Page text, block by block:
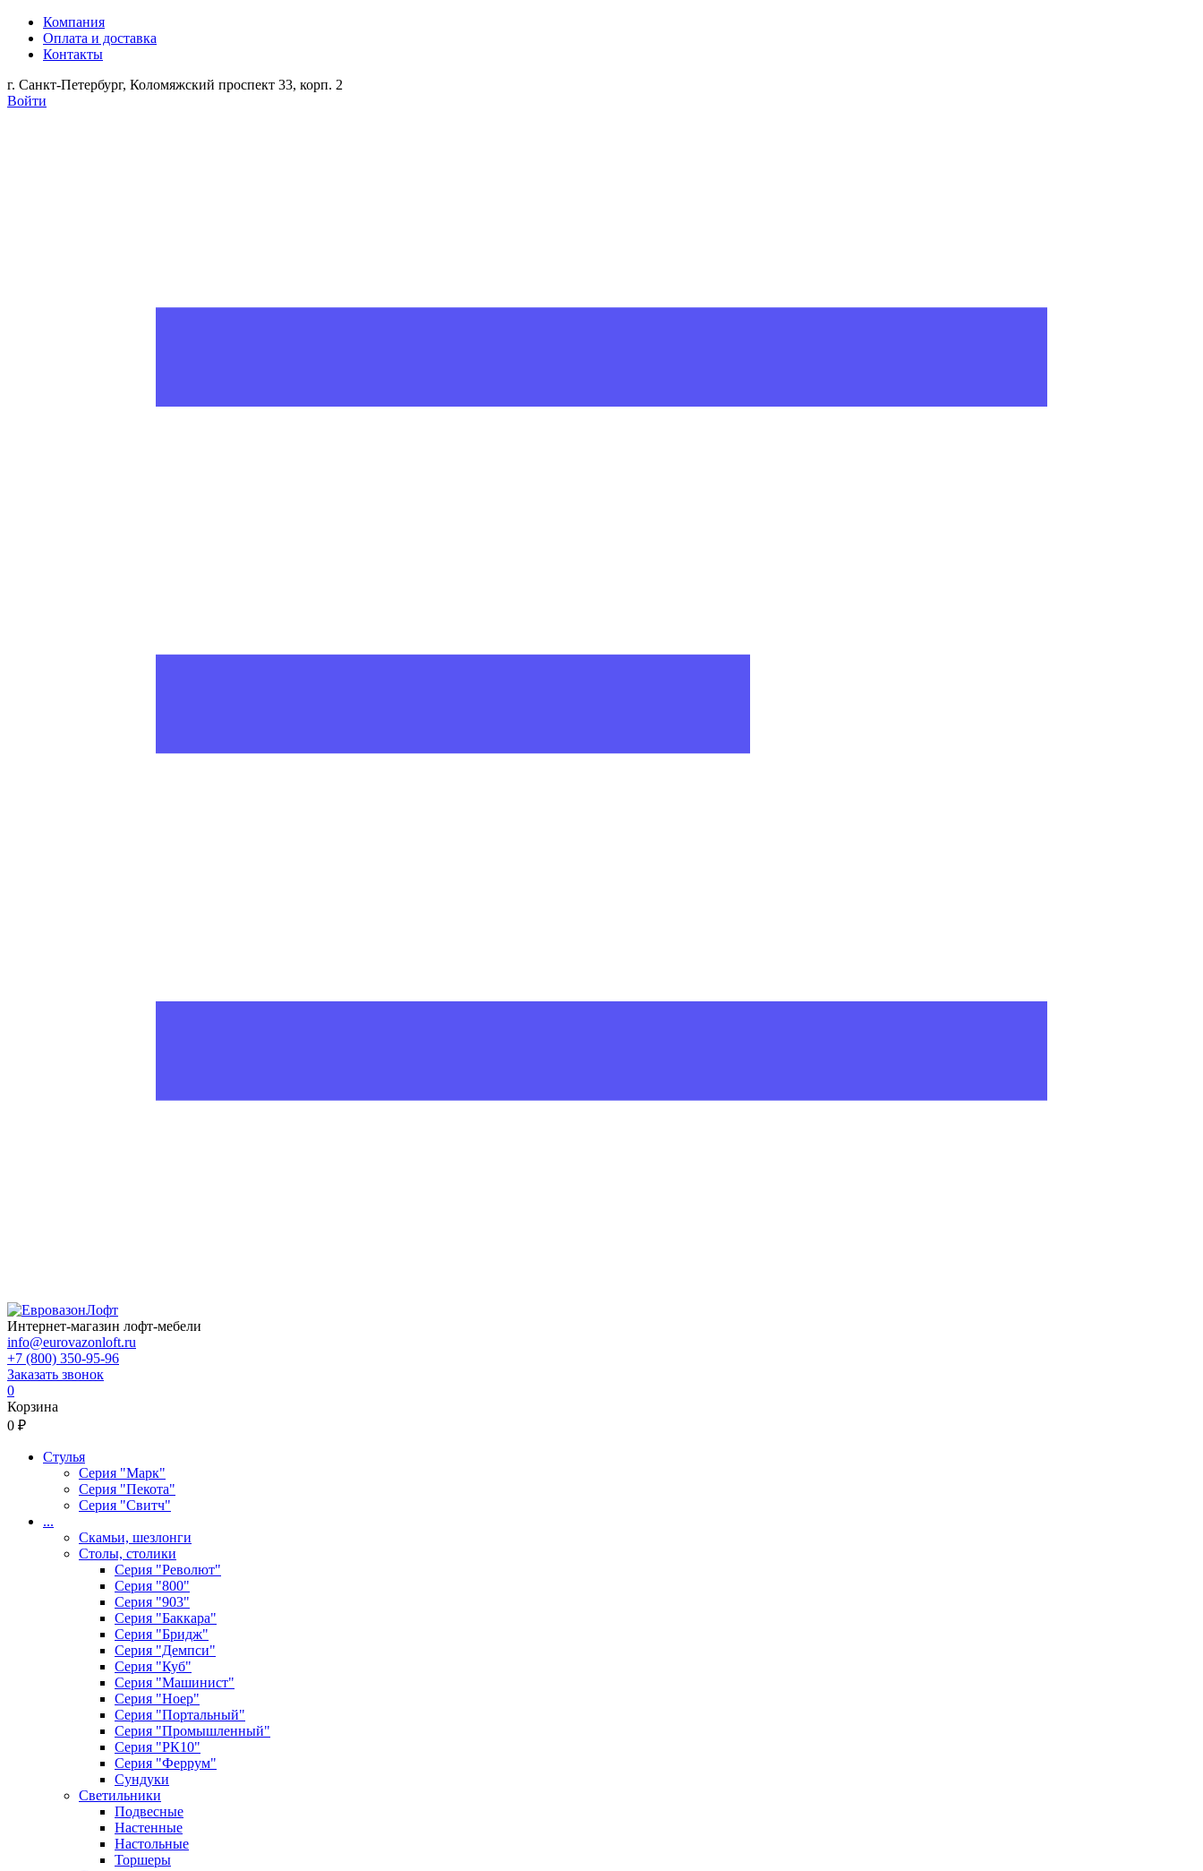
Компания
Оплата и доставка
Контакты
г. Санкт-Петербург, Коломяжский проспект 33, корп. 2
Войти
Интернет-магазин лофт-мебели
info@eurovazonloft.ru
+7 (800) 350-95-96
Заказать звонок
0
Корзина
0 ₽
Стулья
Серия "Марк"
Серия "Пекота"
Серия "Свитч"
...
Скамьи, шезлонги
Столы, столики
Серия "Револют"
Серия "800"
Серия "903"
Серия "Баккара"
Серия "Бридж"
Серия "Демпси"
Серия "Куб"
Серия "Машинист"
Серия "Ноер"
Серия "Портальный"
Серия "Промышленный"
Серия "РК10"
Серия "Феррум"
Сундуки
Светильники
Подвесные
Настенные
Настольные
Торшеры